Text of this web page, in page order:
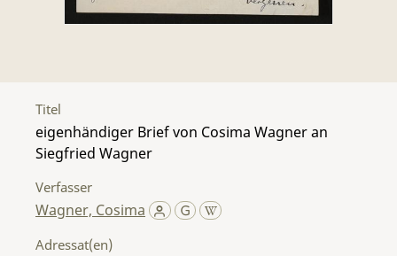
Titel
eigenhändiger Brief von Cosima Wagner an
Siegfried Wagner
Verfasser
Wagner, Cosima
Adressat(en)